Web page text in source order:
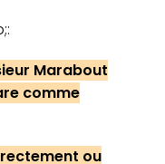
Marabout
comme
nt ou